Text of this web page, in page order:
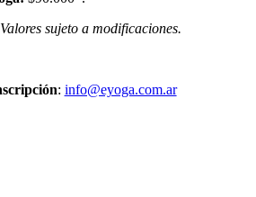
sujeto a modificaciones.
: info@eyoga.com.ar